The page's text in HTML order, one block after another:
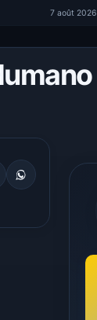
7 août 2026